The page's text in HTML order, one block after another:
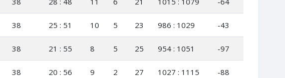
38 25 : 51 10 5 23 986 : 1029 -43
38 21 : 55 8 5 25 954 : 1051 -97
38 20 : 56 9 2 27 1027 : 1115 -88